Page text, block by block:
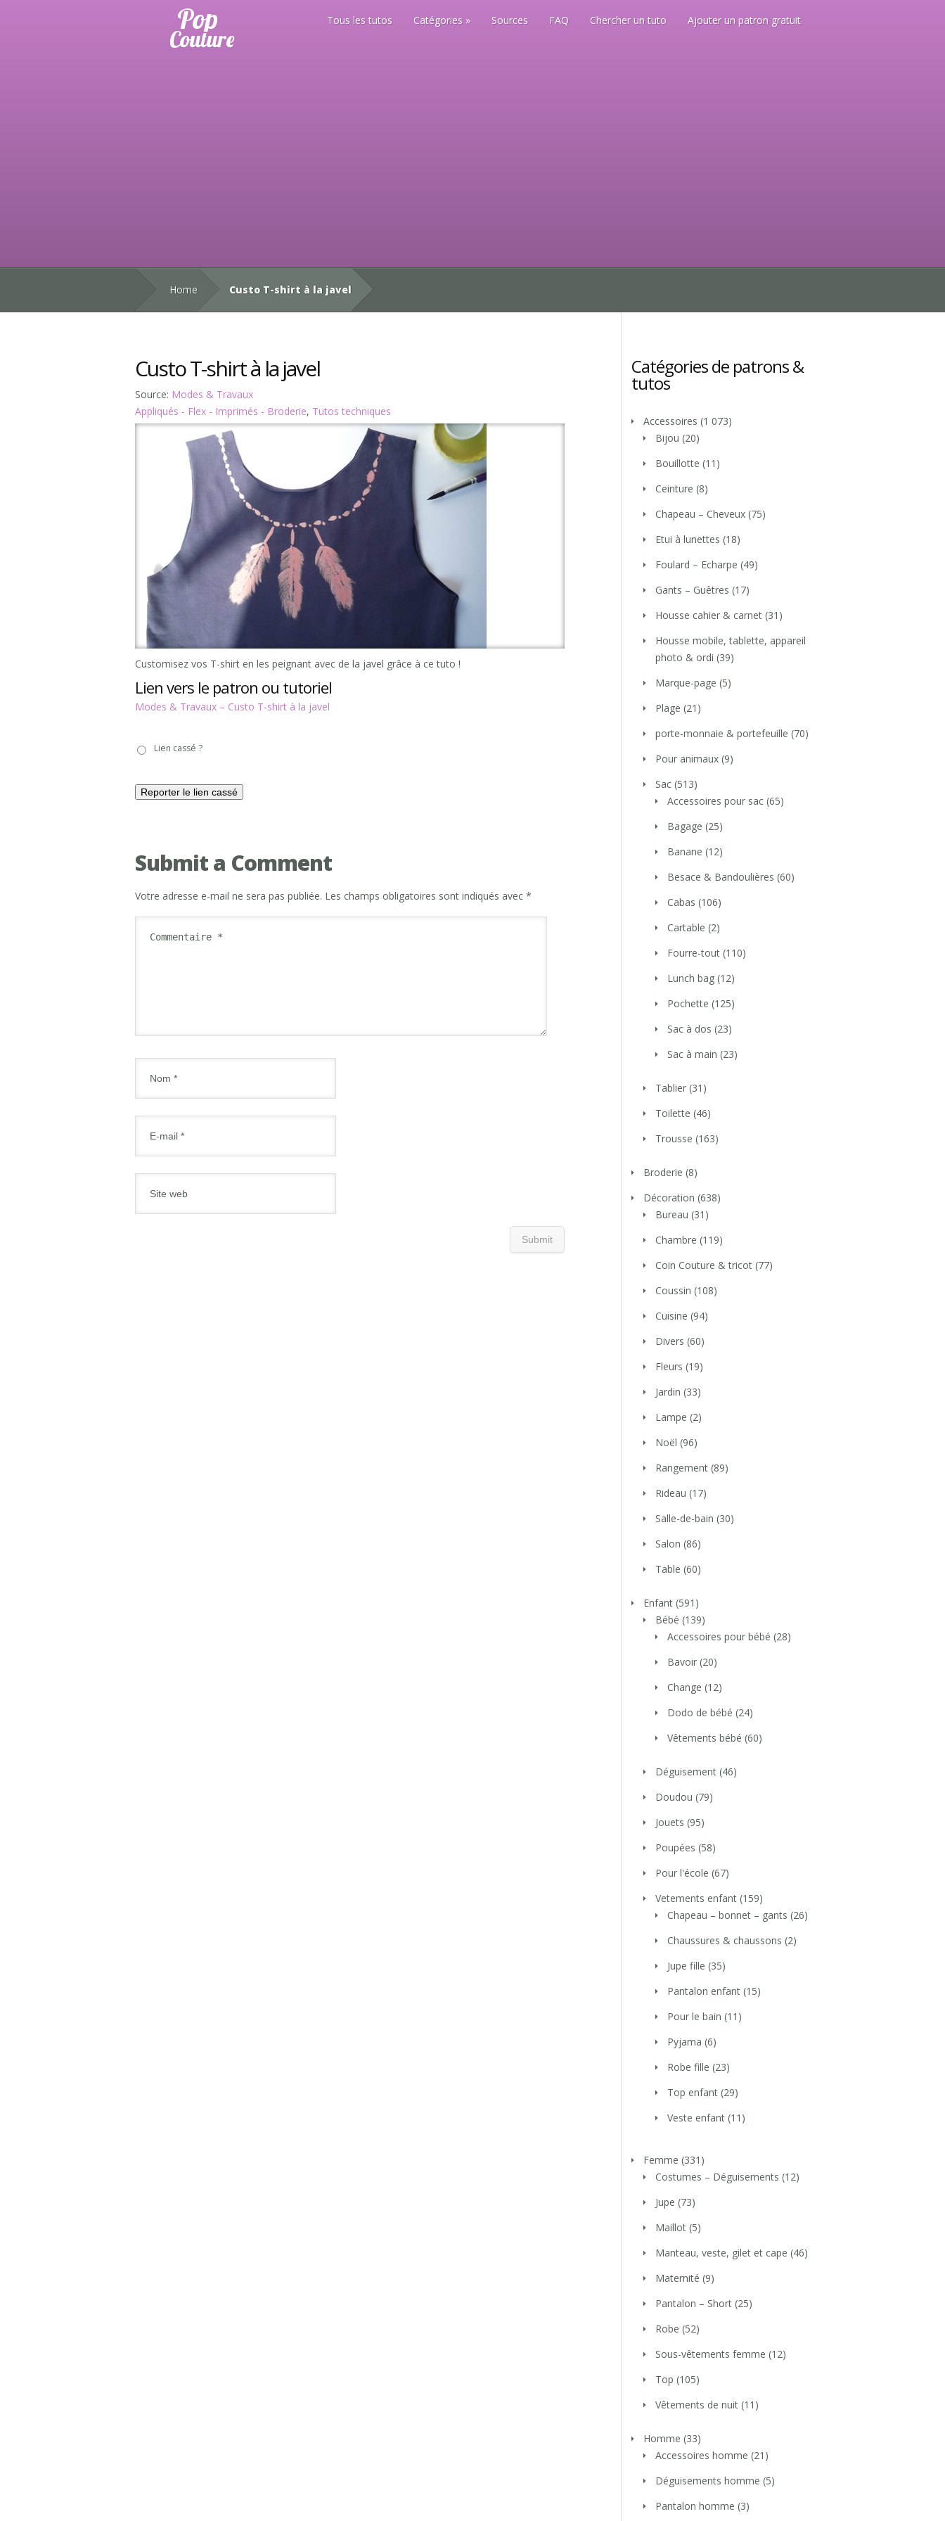
Tous les tutos Catégories Sources FAQ Chercher un tuto Ajouter un patron gratuit
Home Custo T-shirt à la javel
Custo T-shirt à la javel
Source: Modes & Travaux
Appliqués - Flex - Imprimés - Broderie, Tutos techniques
Customisez vos T-shirt en les peignant avec de la javel grâce à ce tuto !
Lien vers le patron ou tutoriel
Modes & Travaux – Custo T-shirt à la javel
casséLien cassé ?
Submit a Comment
Votre adresse e-mail ne sera pas publiée. Les champs obligatoires sont indiqués avec *
Catégories de patrons &
tutos
Accessoires (1 073)
Bijou (20)
Bouillotte (11)
Ceinture (8)
Chapeau – Cheveux (75)
Etui à lunettes (18)
Foulard – Echarpe (49)
Gants – Guêtres (17)
Housse cahier & carnet (31)
Housse mobile, tablette, appareil
photo & ordi (39)
Marque-page (5)
Plage (21)
porte-monnaie & portefeuille (70)
Pour animaux (9)
Sac (513)
Accessoires pour sac (65)
Bagage (25)
Banane (12)
Besace & Bandoulières (60)
Cabas (106)
Cartable (2)
Fourre-tout (110)
Lunch bag (12)
Pochette (125)
Sac à dos (23)
Sac à main (23)
Tablier (31)
Toilette (46)
Trousse (163)
Broderie (8)
Décoration (638)
Bureau (31)
Chambre (119)
Coin Couture & tricot (77)
Coussin (108)
Cuisine (94)
Divers (60)
Fleurs (19)
Jardin (33)
Lampe (2)
Noël (96)
Rangement (89)
Rideau (17)
Salle-de-bain (30)
Salon (86)
Table (60)
Enfant (591)
Bébé (139)
Accessoires pour bébé (28)
Bavoir (20)
Change (12)
Dodo de bébé (24)
Vêtements bébé (60)
Déguisement (46)
Doudou (79)
Jouets (95)
Poupées (58)
Pour l'école (67)
Vetements enfant (159)
Chapeau – bonnet – gants (26)
Chaussures & chaussons (2)
Jupe fille (35)
Pantalon enfant (15)
Pour le bain (11)
Pyjama (6)
Robe fille (23)
Top enfant (29)
Veste enfant (11)
Femme (331)
Costumes – Déguisements (12)
Jupe (73)
Maillot (5)
Manteau, veste, gilet et cape (46)
Maternité (9)
Pantalon – Short (25)
Robe (52)
Sous-vêtements femme (12)
Top (105)
Vêtements de nuit (11)
Homme (33)
Accessoires homme (21)
Déguisements homme (5)
Pantalon homme (3)